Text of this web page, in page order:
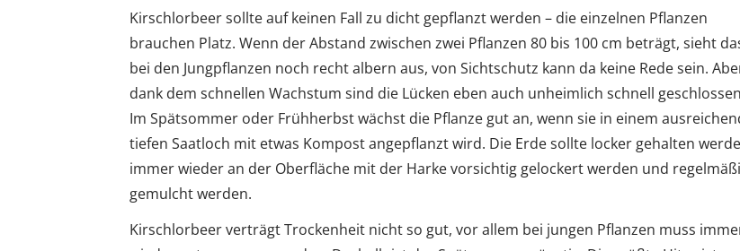
Kirschlorbeer sollte auf keinen Fall zu dicht gepflanzt werden – die einzelnen Pflanzen
brauchen Platz. Wenn der Abstand zwischen zwei Pflanzen 80 bis 100 cm beträgt, sieht
bei den Jungpflanzen noch recht albern aus, von Sichtschutz kann da keine Rede sein.
dank dem schnellen Wachstum sind die Lücken eben auch unheimlich schnell
Im Spätsommer oder Frühherbst wächst die Pflanze gut an, wenn sie in einem
tiefen Saatloch mit etwas Kompost angepflanzt wird. Die Erde sollte locker gehalten
immer wieder an der Oberfläche mit der Harke vorsichtig gelockert werden und
gemulcht werden.
Kirschlorbeer verträgt Trockenheit nicht so gut, vor allem bei jungen Pflanzen muss